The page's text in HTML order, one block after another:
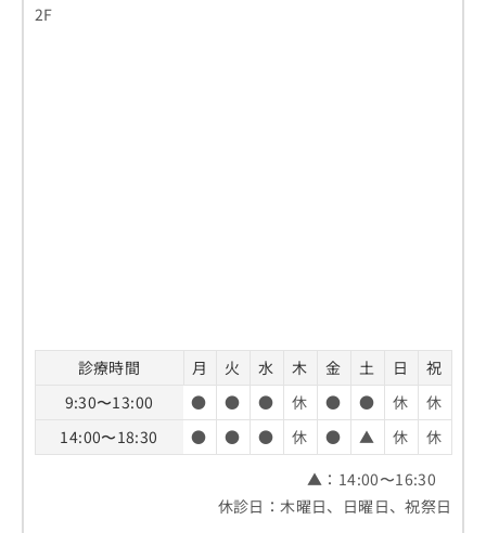
2F
診療時間 月 火 水 木 金 土 日
祝
9:30〜13:00
● ● ● 休 ● ● 休
休
14:00〜18:30
● ● ● 休 ● ▲ 休
休
▲：14:00〜16:30
休診日：木曜日、日曜日、祝祭日